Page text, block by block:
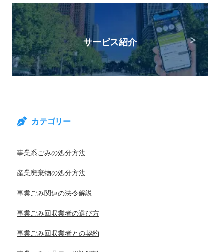
サービス紹介
カテゴリー
事業系ごみの処分方法
産業廃棄物の処分方法
事業ごみ関連の法令解説
事業ごみ回収業者の選び方
事業ごみ回収業者との契約